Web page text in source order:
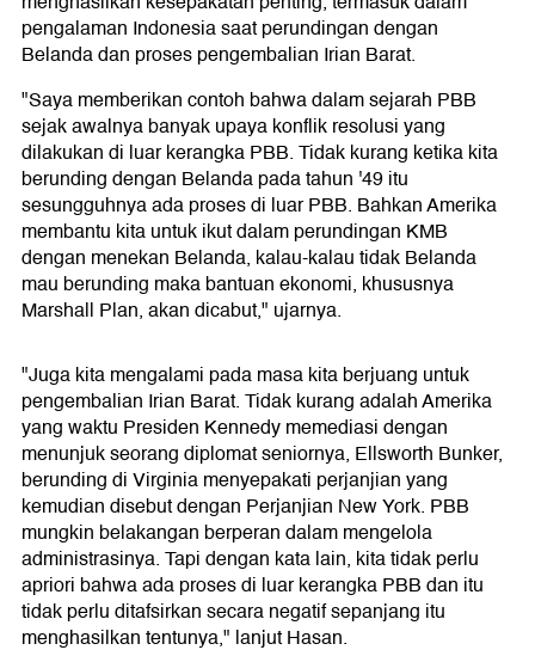
pengalaman Indonesia saat perundingan dengan
Belanda dan proses pengembalian Irian Barat.
"Saya memberikan contoh bahwa dalam sejarah PBB
sejak awalnya banyak upaya konflik resolusi yang
dilakukan di luar kerangka PBB. Tidak kurang ketika kita
berunding dengan Belanda pada tahun '49 itu
sesungguhnya ada proses di luar PBB. Bahkan Amerika
membantu kita untuk ikut dalam perundingan KMB
dengan menekan Belanda, kalau-kalau tidak Belanda
mau berunding maka bantuan ekonomi, khususnya
Marshall Plan, akan dicabut," ujarnya.
"Juga kita mengalami pada masa kita berjuang untuk
pengembalian Irian Barat. Tidak kurang adalah Amerika
yang waktu Presiden Kennedy memediasi dengan
menunjuk seorang diplomat seniornya, Ellsworth Bunker,
berunding di Virginia menyepakati perjanjian yang
kemudian disebut dengan Perjanjian New York. PBB
mungkin belakangan berperan dalam mengelola
administrasinya. Tapi dengan kata lain, kita tidak perlu
apriori bahwa ada proses di luar kerangka PBB dan itu
tidak perlu ditafsirkan secara negatif sepanjang itu
menghasilkan tentunya," lanjut Hasan.